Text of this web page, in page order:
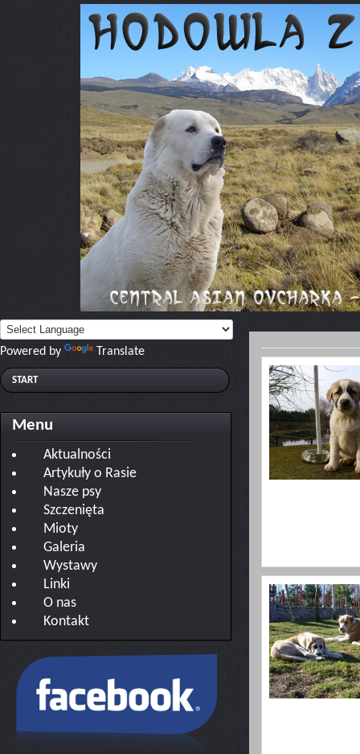
Powered by Translate
START
Menu
Aktualności
Artykuły o Rasie
Nasze psy
Szczenięta
Mioty
Galeria
Wystawy
Linki
O nas
Kontakt